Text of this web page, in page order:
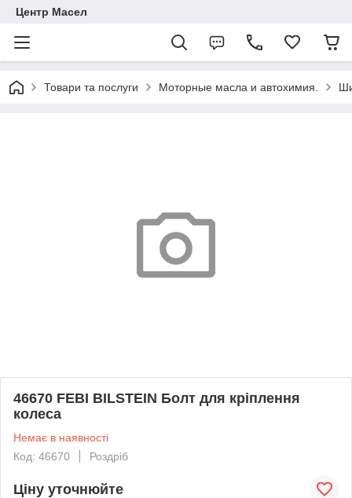
Центр Масел
Товари та послуги Моторные масла и автохимия.
46670 FEBI BILSTEIN Болт для кріплення
колеса
Немає в наявності
Код: 46670
Роздріб
Ціну уточнюйте